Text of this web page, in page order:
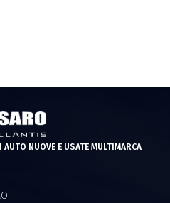
NUOVE E USATE MULTIMARCA